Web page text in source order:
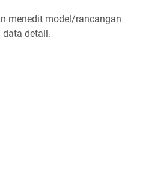
menedit model/rancangan
detail.